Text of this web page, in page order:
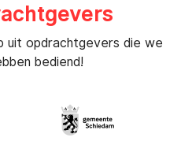
uit opdrachtgevers die we
bediend!